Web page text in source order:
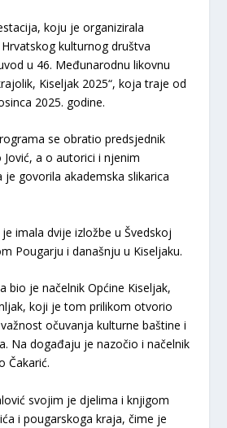
koju je organizirala
kulturnog društva
u 46. Međunarodnu likovnu
Kiseljak 2025“, koja traje od
2025. godine.
se obratio predsjednik
a o autorici i njenim
govorila akademska slikarica
imala dvije izložbe u Švedskoj
Pougarju i današnju u Kiseljaku.
bio je načelnik Općine Kiseljak,
koji je tom prilikom otvorio
očuvanja kulturne baštine i
Na događaju je nazočio i načelnik
Čakarić.
svojim je djelima i knjigom
i pougarskoga kraja, čime je